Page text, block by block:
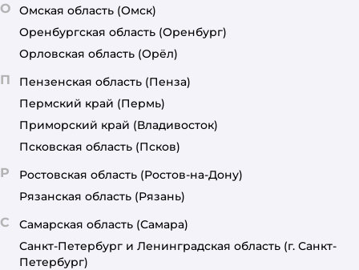
О Омская область (Омск)
Оренбургская область (Оренбург)
Орловская область (Орёл)
П Пензенская область (Пенза)
Пермский край (Пермь)
Приморский край (Владивосток)
Псковская область (Псков)
Р Ростовская область (Ростов-на-Дону)
Рязанская область (Рязань)
С Самарская область (Самара)
Санкт-Петербург и Ленинградская область (г. Санкт-
Петербург)